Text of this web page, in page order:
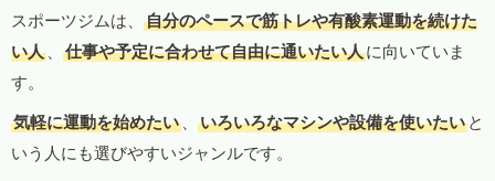
スポーツジムは、
自分のペースで筋トレや有酸素運動を続けた
い人 、 仕事や予定に合わせて自由に通いたい人に向いていま
す。
気軽に運動を始めたい 、 いろいろなマシンや設備を使いたい と
いう人にも選びやすいジャンルです。